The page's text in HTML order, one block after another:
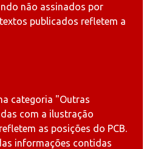
não assinados por
publicados refletem a
categoria "Outras
com a ilustração
as posições do PCB.
informações contidas